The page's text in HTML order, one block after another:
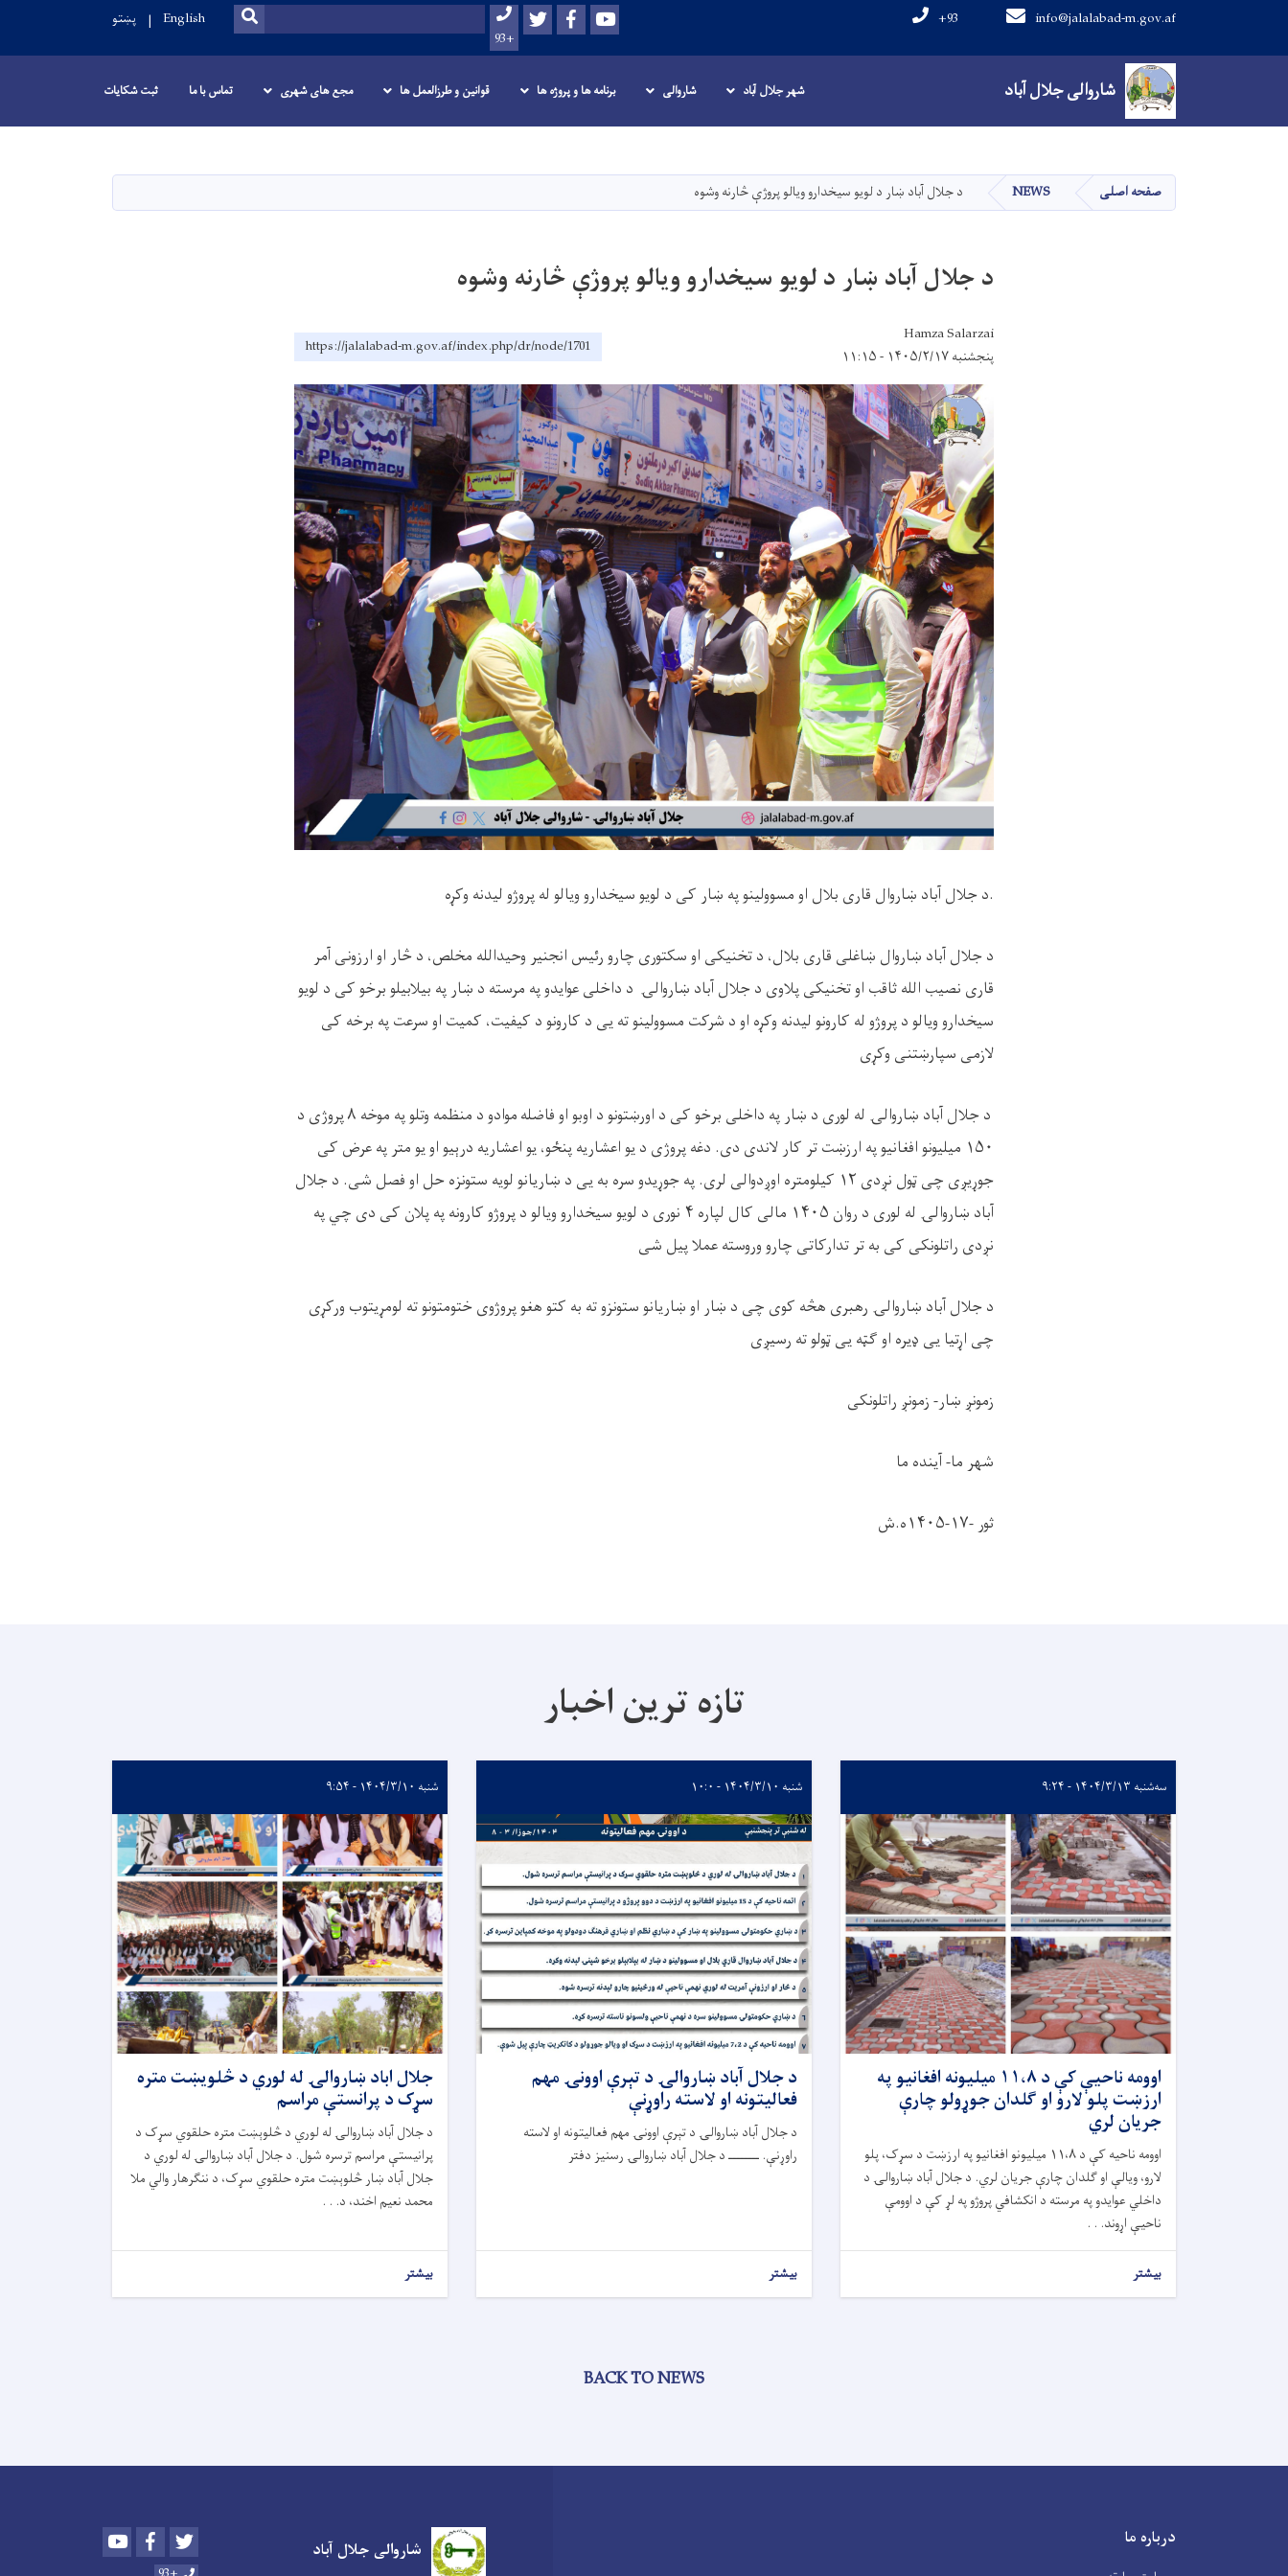
content
شاروالی جلال آباد
info@jalalabad-m.gov.af
+93
Youtube
Facebook
Twitter
+93
Search
SEARCH
English پښتو
Main navigation
شاروالی جلال آباد شهر جلال آباد شاروالی برنامه ها و پروژه ها قوانین و طرزالعمل ها مجع های شهری تماس با ما ثبت شکایات
صفحه اصلی NEWS د جلال آباد ښار د لویو سیخدارو ویالو پروژې څارنه وشوه
د جلال آباد ښار د لویو سیخدارو ویالو پروژې څارنه وشوه
Hamza Salarzai
پنجشنبه ۱۴۰۵/۲/۱۷ - ۱۱:۱۵
https://jalalabad-m.gov.af/index.php/dr/node/1701
.د جلال آباد ښاروال قاری بلال او مسوولینو په ښار کی د لویو سیخدارو ویالو له پروژو لیدنه وکړه
د جلال آباد ښاروال ښاغلی قاری بلال، د تخنیکی او سکتوری چارو رئیس انجنیر وحیدالله مخلص، د څار او ارزونی آمر
قاری نصیب الله ثاقب او تخنیکی پلاوی د جلال آباد ښاروالۍ د داخلی عوایدو په مرسته د ښار په بیلابیلو برخو کی د لویو
سیخدارو ویالو د پروژو له کارونو لیدنه وکړه او د شرکت مسوولینو ته یی د کارونو د کیفیت، کمیت او سرعت په برخه کی
لازمی سپارښتنی وکړی
د جلال آباد ښاروالۍ له لوری د ښار په داخلی برخو کی د اورښتونو د اوبو او فاضله موادو د منظمه وتلو په موخه ۸ پروژی د
۱۵۰ میلیونو افغانیو په ارزښت تر کار لاندی دی. دغه پروژی د یو اعشاریه پنځو، یو اعشاریه درېیو او یو متر په عرض کی
جوړیږی چی ټول نږدی ۱۲ کیلومتره اوږدوالی لری. په جوړیدو سره به یی د ښاریانو لویه ستونزه حل او فصل شی. د جلال
آباد ښاروالۍ له لوری د روان ۱۴۰۵ مالی کال لپاره ۴ نوری د لویو سیخدارو ویالو د پروژو کارونه په پلان کی دی چي په
نږدی راتلونکی کی به تر تدارکاتی چارو وروسته عملا پیل شی
د جلال آباد ښاروالۍ رهبری هڅه کوی چی د ښار او ښاریانو ستونزو ته به کتو هغو پروژوی ختومتونو ته لومړیتوب ورکړی
چی اړتیا یی ډیره او ګټه یی ټولو ته رسیږی
زمونږ ښار- زمونږ راتلونکی
شهر ما- آینده ما
ثور -۱۷-۱۴۰۵ه.ش
تازه ترین اخبار
سه‌شنبه ۱۴۰۴/۳/۱۳ - ۹:۲۴
اوومه ناحیې کې د ١١،٨ ميليونه افغانيو په
ارزښت پلو لارو او ګلدان جوړولو چارې
جریان لري
اوومه ناحیه کې د ۱۱،۸ میلیونو افغانیو په ارزښت د سړک، پلو
لارو، ویالې او ګلدان چارې جریان لري. د جلال آباد ښاروالۍ د
داخلي عوایدو په مرسته د انکشافي پروژو په لړ کې د اوومې
ناحیې اړوند. . .
بیشتر
شنبه ۱۴۰۴/۳/۱۰ - ۱۰:۰
د جلال آباد ښاروالۍ د تېرې اوونۍ مهم
فعالیتونه او لاسته راوړنې
د جلال آباد ښاروالۍ د تېرې اوونۍ مهم فعالیتونه او لاسته
راوړنې. ــــــــ د جلال آباد ښاروالۍ رسنیز دفتر
بیشتر
شنبه ۱۴۰۴/۳/۱۰ - ۹:۵۴
جلال اباد ښاروالۍ له لوري د څلويښت متره
سړک د پرانستې مراسم
د جلال آباد ښاروالۍ له لوري د څلوېښت متره حلقوي سړک د
پرانیستې مراسم ترسره شول. د جلال آباد ښاروالۍ له لوري د
جلال آباد ښار څلوېښت متره حلقوي سړک، د ننګرهار والي ملا
محمد نعیم اخند، د. . .
بیشتر
BACK TO NEWS
درباره ما شاروالی جلال آباد Youtube Facebook